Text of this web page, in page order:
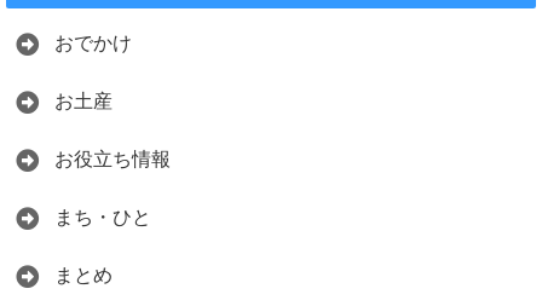
おでかけ
お土産
お役立ち情報
まち・ひと
まとめ